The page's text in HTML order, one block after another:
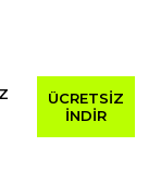
ÜCRETSİZ
İNDİR